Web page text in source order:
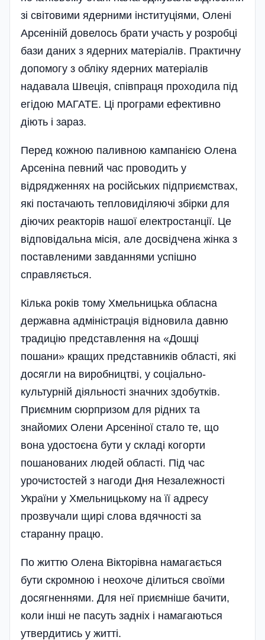
зі світовими ядерними інституціями, Олені
Арсеніній довелось брати участь у розробці
бази даних з ядерних матеріалів. Практичну
допомогу з обліку ядерних матеріалів
надавала Швеція, співпраця проходила під
егідою МАГАТЕ. Ці програми ефективно
діють і зараз.
Перед кожною паливною кампанією Олена
Арсеніна певний час проводить у
відрядженнях на російських підприємствах,
які постачають тепловиділяючі збірки для
діючих реакторів нашої електростанції. Це
відповідальна місія, але досвідчена жінка з
поставленими завданнями успішно
справляється.
Кілька років тому Хмельницька обласна
державна адміністрація відновила давню
традицію представлення на «Дошці
пошани» кращих представників області, які
досягли на виробництві, у соціально-
культурній діяльності значних здобутків.
Приємним сюрпризом для рідних та
знайомих Олени Арсеніної стало те, що
вона удостоєна бути у складі когорти
пошанованих людей області. Під час
урочистостей з нагоди Дня Незалежності
України у Хмельницькому на її адресу
прозвучали щирі слова вдячності за
старанну працю.
По життю Олена Вікторівна намагається
бути скромною і неохоче ділиться своїми
досягненнями. Для неї приємніше бачити,
коли інші не пасуть задніх і намагаються
утвердитись у житті.